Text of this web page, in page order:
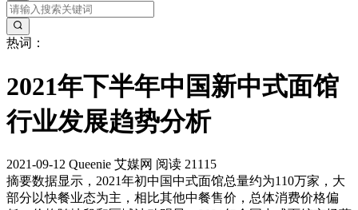
热词：
2021年下半年中国新中式面馆
行业发展趋势分析
2021-09-12 Queenie 艾媒网 阅读 21115
摘要数据显示，2021年初中国中式面馆总量约为110万家，大
部分以快餐业态为主，相比其他中餐售价，总体消费价格偏